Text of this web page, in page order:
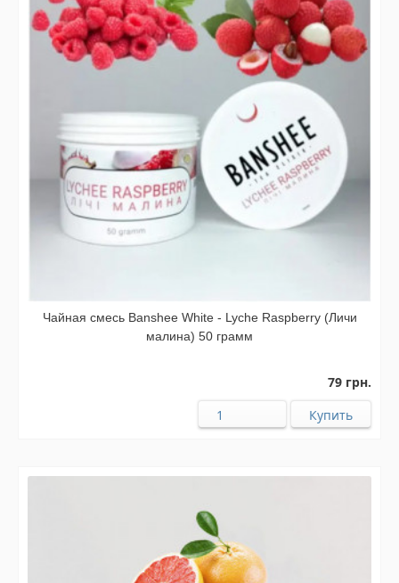
Чайная смесь Banshee White - Lyche Raspberry (Личи
малина) 50 грамм
79 грн.